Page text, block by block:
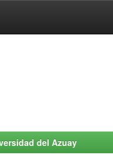
del Azuay